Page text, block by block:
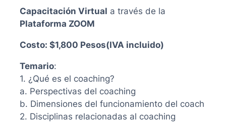
Capacitación Virtual a través de la
Plataforma ZOOM
Costo: $1,800 Pesos(IVA incluido)
Temario:
1. ¿Qué es el coaching?
a. Perspectivas del coaching
b. Dimensiones del funcionamiento del coach
2. Disciplinas relacionadas al coaching